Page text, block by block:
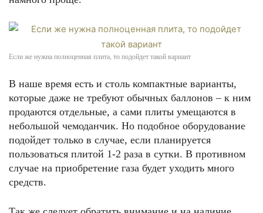
Если же нужна полноценная плита, то подойдет такой вариант
В наше время есть и столь компактные варианты,
которые даже не требуют обычных баллонов – к ним
продаются отдельные, а сами плиты умещаются в
небольшой чемоданчик. Но подобное оборудование
подойдет только в случае, если планируется
пользоваться плитой 1-2 раза в сутки. В противном
случае на приобретение газа будет уходить много
средств.